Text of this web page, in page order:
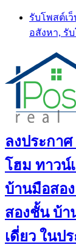
Skip
content
รับโพสต์เ
อสังหา, รั
ลงประกา
โฮม ทาวน์
บ้านมือสอ
สองชั้น บ้า
เดี่ยว ในป